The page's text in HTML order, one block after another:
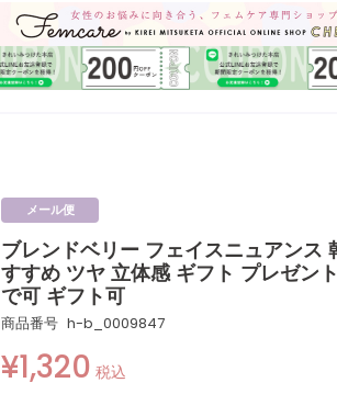
メール便
ブレンドベリー フェイスニュアンス
すすめ ツヤ 立体感 ギフト プレゼン
で可 ギフト可
商品番号 h-b_0009847
¥1,320 税込